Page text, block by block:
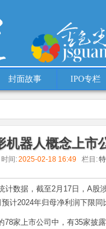
封面故事 IPO专栏
multiple - assumed
on line5
机器人概念上市
时间:2025-02-18 16:49 栏目:
计数据，截至2月17日，A股
计2024年归母净利润下限同
78家上市公司中，有35家披